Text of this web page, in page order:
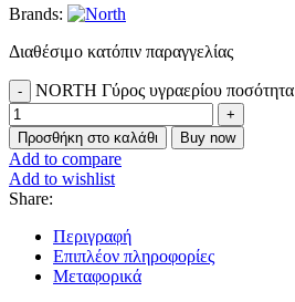
Brands:
Διαθέσιμο κατόπιν παραγγελίας
NORTH Γύρος υγραερίου ποσότητα
Προσθήκη στο καλάθι Buy now
Add to compare
Add to wishlist
Share:
Περιγραφή
Επιπλέον πληροφορίες
Μεταφορικά